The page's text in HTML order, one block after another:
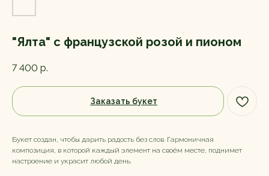
"Ялта" с французской розой и пионом
7 400 р.
Заказать букет
Букет создан, чтобы дарить радость без слов. Гармоничная
композиция, в которой каждый элемент на своём месте, поднимет
настроение и украсит любой день.